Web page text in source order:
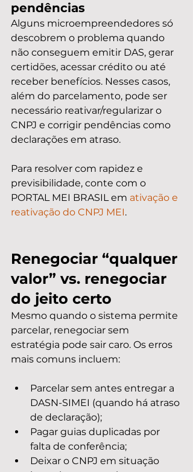
pendências
Alguns microempreendedores só
descobrem o problema quando
não conseguem emitir DAS, gerar
certidões, acessar crédito ou até
receber benefícios. Nesses casos,
além do parcelamento, pode ser
necessário reativar/regularizar o
CNPJ e corrigir pendências como
declarações em atraso.
Para resolver com rapidez e
previsibilidade, conte com o
PORTAL MEI BRASIL em ativação e
reativação do CNPJ MEI.
Renegociar “qualquer
valor” vs. renegociar
do jeito certo
Mesmo quando o sistema permite
parcelar, renegociar sem
estratégia pode sair caro. Os erros
mais comuns incluem:
Parcelar sem antes entregar a
DASN-SIMEI (quando há atraso
de declaração);
Pagar guias duplicadas por
falta de conferência;
Deixar o CNPJ em situação